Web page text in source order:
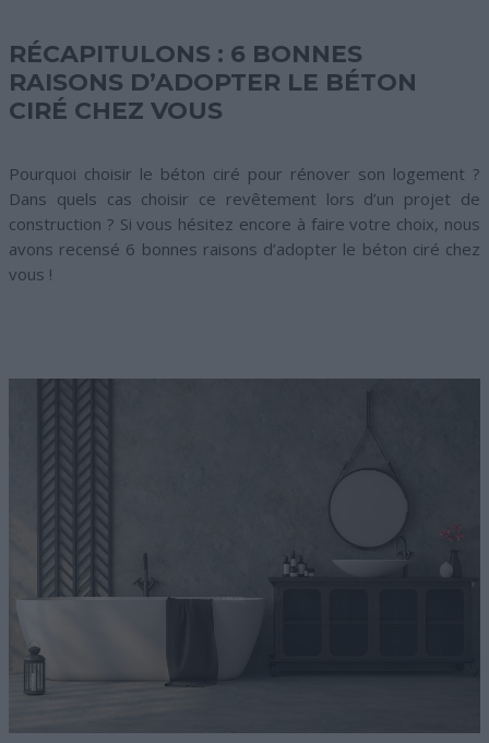
RÉCAPITULONS : 6 BONNES
RAISONS D’ADOPTER LE BÉTON
CIRÉ CHEZ VOUS
Pourquoi choisir le béton ciré pour rénover son logement ?
Dans quels cas choisir ce revêtement lors d’un projet de
construction ? Si vous hésitez encore à faire votre choix, nous
avons recensé 6 bonnes raisons d’adopter le béton ciré chez
vous !